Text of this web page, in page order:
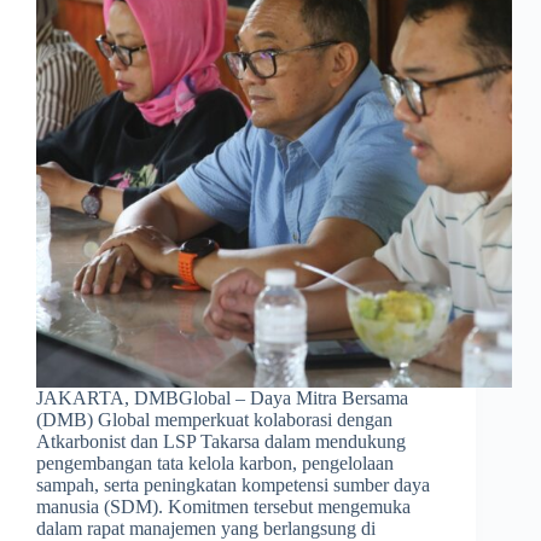
JAKARTA, DMBGlobal – Daya Mitra Bersama
(DMB) Global memperkuat kolaborasi dengan
Atkarbonist dan LSP Takarsa dalam mendukung
pengembangan tata kelola karbon, pengelolaan
sampah, serta peningkatan kompetensi sumber daya
manusia (SDM). Komitmen tersebut mengemuka
dalam rapat manajemen yang berlangsung di